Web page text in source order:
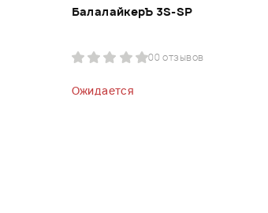
БалалайкерЪ 3S-SP
00 отзывов
Ожидается